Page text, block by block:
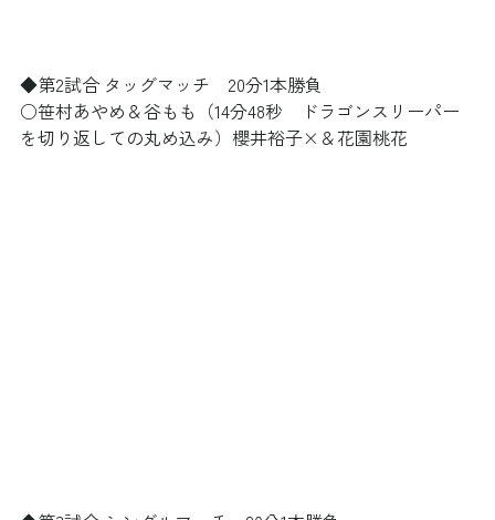
◆第2試合 タッグマッチ　20分1本勝負
○笹村あやめ＆谷もも（14分48秒　ドラゴンスリーパー
を切り返しての丸め込み）櫻井裕子×＆花園桃花